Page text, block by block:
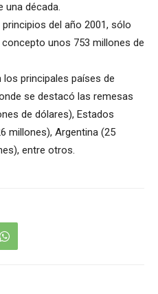
una década.
del año 2001, sólo
unos 753 millones de
principales países de
se destacó las remesas
de dólares), Estados
millones), Argentina (25
entre otros.